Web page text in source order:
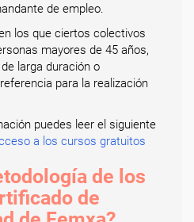
de empleo.
los que ciertos colectivos
mayores de 45 años,
larga duración o
para la realización
puedes leer el siguiente
a los cursos gratuitos
de los
de